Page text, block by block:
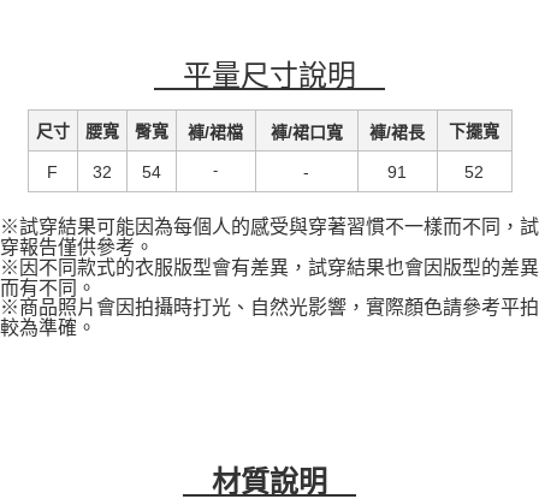
平量尺寸說明
尺寸 腰寬 臀寬 褲/裙檔 褲/裙口寬 褲/裙長 下擺寬
F 32 54 - - 91 52
※試穿結果可能因為每個人的感受與穿著習慣不一樣而不同，試
穿報告僅供參考。
※因不同款式的衣服版型會有差異，試穿結果也會因版型的差異
而有不同。
※商品照片會因拍攝時打光、自然光影響，實際顏色請參考平拍
較為準確。
材質說明